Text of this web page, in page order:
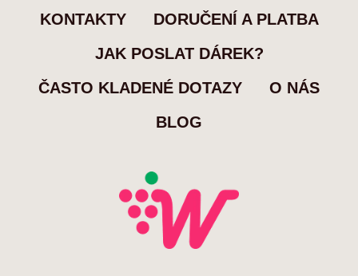
KONTAKTY
DORUČENÍ A PLATBA
JAK POSLAT DÁREK?
ČASTO KLADENÉ DOTAZY
O NÁS
BLOG